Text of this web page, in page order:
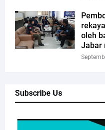
oleh
Jabar
Subscribe Us